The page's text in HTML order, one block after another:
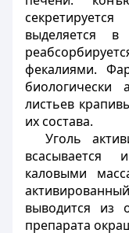
выделяется
фекалиями.
биологически
листьев
их состава.
Уголь
каловыми
выводится из
препарата